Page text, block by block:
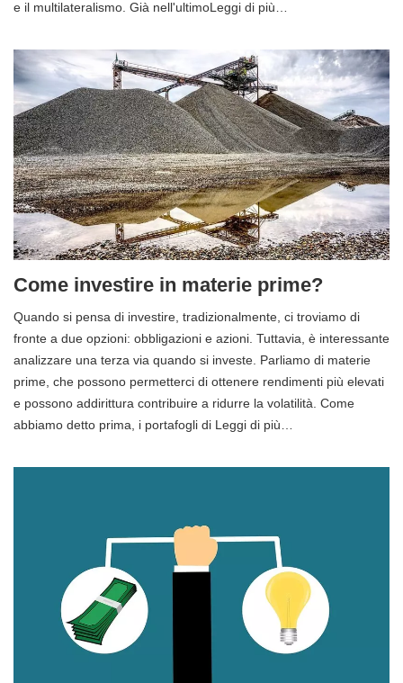
e il multilateralismo. Già nell'ultimoLeggi di più…
Come investire in materie prime?
Quando si pensa di investire, tradizionalmente, ci troviamo di
fronte a due opzioni: obbligazioni e azioni. Tuttavia, è interessante
analizzare una terza via quando si investe. Parliamo di materie
prime, che possono permetterci di ottenere rendimenti più elevati
e possono addirittura contribuire a ridurre la volatilità. Come
abbiamo detto prima, i portafogli di Leggi di più…